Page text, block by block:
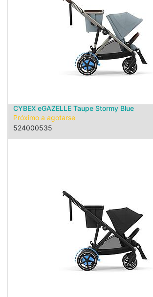
CYBEX eGAZELLE Taupe Stormy Blue
Próximo a agotarse
524000535